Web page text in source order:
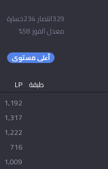
329انتصار234خسارة
معدل الفوز58
%
أعلى مستوى
طبقة LP
1,192
1,317
1,222
716
1,009
Esports